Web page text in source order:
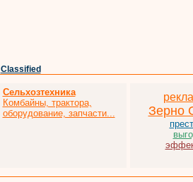
Classified
Сельхозтехника
Комбайны, трактора,
оборудование, запчасти...
Зерно